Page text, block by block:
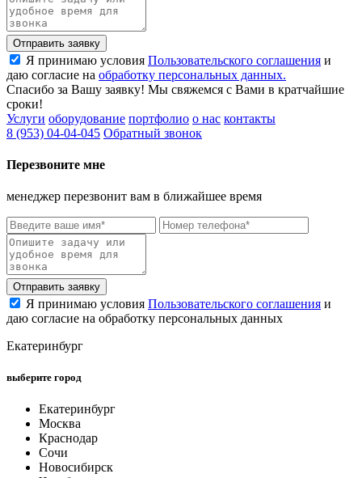
Отправить заявку
Я принимаю условия Пользовательского соглашения и
даю согласие на обработку персональных данных.
Спасибо за Вашу заявку! Мы свяжемся с Вами в кратчайшие
сроки!
Услуги оборудование портфолио о нас контакты
8 (953) 04-04-045 Обратный звонок
Перезвоните мне
менеджер перезвонит вам в ближайшее время
Отправить заявку
Я принимаю условия Пользовательского соглашения и
даю согласие на обработку персональных данных
Екатеринбург
выберите город
Екатеринбург
Москва
Краснодар
Сочи
Новосибирск